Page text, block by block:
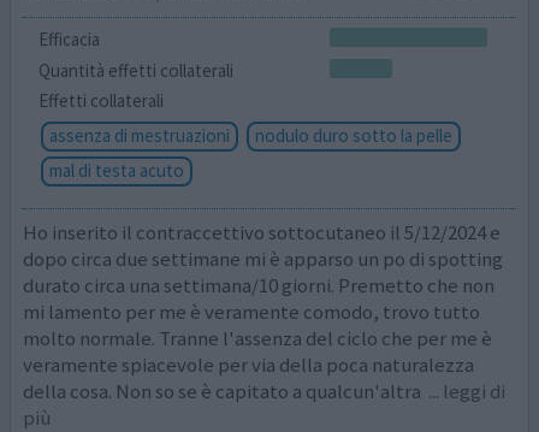
Efficacia
Quantità effetti collaterali
Effetti collaterali
assenza di mestruazioni
nodulo duro sotto la pelle
mal di testa acuto
Ho inserito il contraccettivo sottocutaneo il 5/12/2024 e
dopo circa due settimane mi è apparso un po di spotting
durato circa una settimana/10 giorni. Premetto che non
mi lamento per me è veramente comodo, trovo tutto
molto normale. Tranne l'assenza del ciclo che per me è
veramente spiacevole per via della poca naturalezza
della cosa. Non so se è capitato a qualcun'altra ... leggi di
più